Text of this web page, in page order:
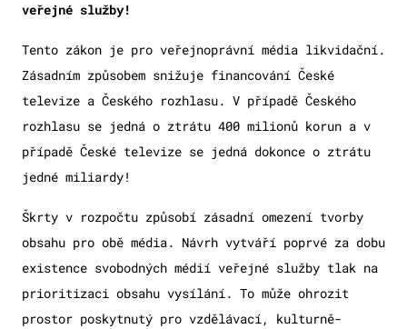
veřejné služby!
Tento zákon je pro veřejnoprávní média likvidační.
Zásadním způsobem snižuje financování České
televize a Českého rozhlasu. V případě Českého
rozhlasu se jedná o ztrátu 400 milionů korun a v
případě České televize se jedná dokonce o ztrátu
jedné miliardy!
Škrty v rozpočtu způsobí zásadní omezení tvorby
obsahu pro obě média. Návrh vytváří poprvé za dobu
existence svobodných médií veřejné služby tlak na
prioritizaci obsahu vysílání. To může ohrozit
prostor poskytnutý pro vzdělávací, kulturně-